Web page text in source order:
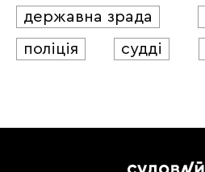
державна зрада
поліція
судді